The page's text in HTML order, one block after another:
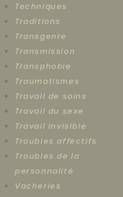
Techniques
Traditions
Transgenre
Transmission
Transphobie
Traumatismes
Travail de soins
Travail du sexe
Travail invisible
Troubles affectifs
Troubles de la
personnalité
Vacheries